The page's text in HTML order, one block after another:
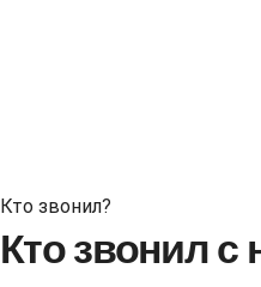
Кто звонил?
Кто звонил с